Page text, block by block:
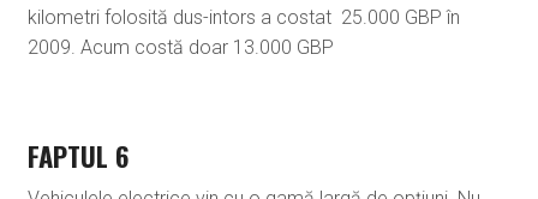
kilometri folosită dus-intors a costat 25.000 GBP în
2009. Acum costă doar 13.000 GBP
FAPTUL 6